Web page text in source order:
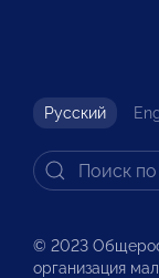
Русский
© 2023
организация